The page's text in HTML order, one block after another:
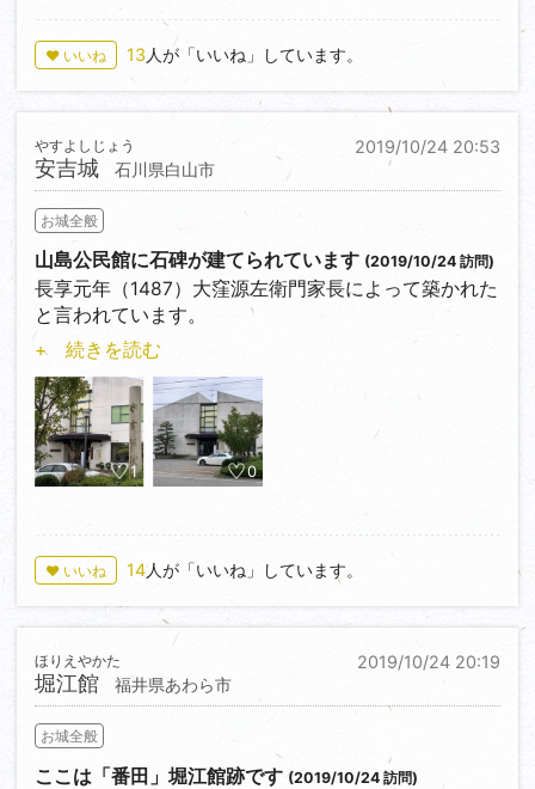
県道７６号線から＜35.428277,139.044100＞美しい
中川橋を渡り、
北へ約６００ｍ進むが通行止め、上段曲輪跡の「大六
天バンガロー」横
＜35.433115,139.046246＞に路駐、下段曲輪跡は立
入禁止で入れないが、
地形は城跡を十分に感じられます。
♥ いいね 13 人が「いいね」しています。
2019/10/24 20:53
安吉城
やすよしじょう
石川県白山市
お城全般
山島公民館に石碑が建てられています (2019/10/24 訪問)
長享元年（1487）大窪源左衛門家長によって築かれた
と言われています。
大窪源左衛門は４万石を所領、河原組を率いて一向一
揆の将として活躍しました。
天文１９年（1550）窪田大炊介経忠に城を譲り、家長
は出家しました。
窪田大炊介は、本願寺派に属して加賀国総代となり、
一向一揆軍を率いてます。
山島公民館に石碑が建てられていますが、遺構は残っ
ていないようです。
+ 続きを読む
1 0
♥ いいね 14人が「いいね」しています。
2019/10/24 20:19
堀江館
ほりえやかた
福井県あわら市
お城全般
ここは「番田」堀江館跡です (2019/10/24 訪問)